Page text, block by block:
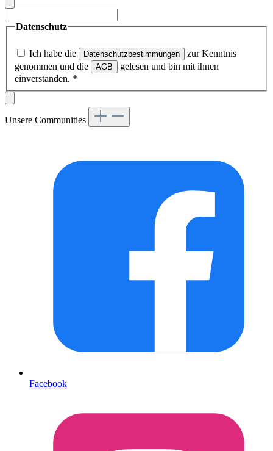
Datenschutz
Ich habe die Datenschutzbestimmungen
zur Kenntnis
genommen und die
AGB
gelesen und bin mit ihnen
einverstanden. *
Unsere Communities
Facebook